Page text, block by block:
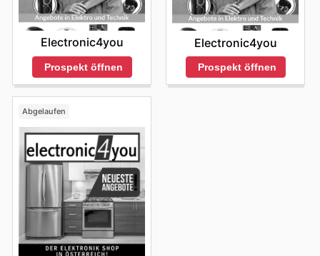
Electronic4you
Prospekt öffnen
Electronic4you
Prospekt öffnen
Abgelaufen